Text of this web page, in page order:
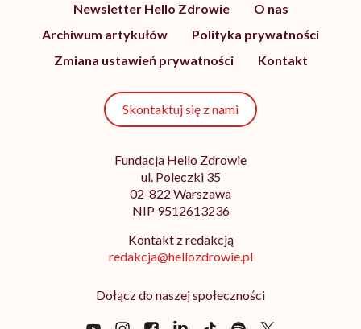
Newsletter Hello Zdrowie
O nas
Archiwum artykułów
Polityka prywatności
Zmiana ustawień prywatności
Kontakt
Skontaktuj się z nami
Fundacja Hello Zdrowie
ul. Poleczki 35
02-822 Warszawa
NIP 9512613236
Kontakt z redakcją
redakcja@hellozdrowie.pl
Dołącz do naszej społeczności